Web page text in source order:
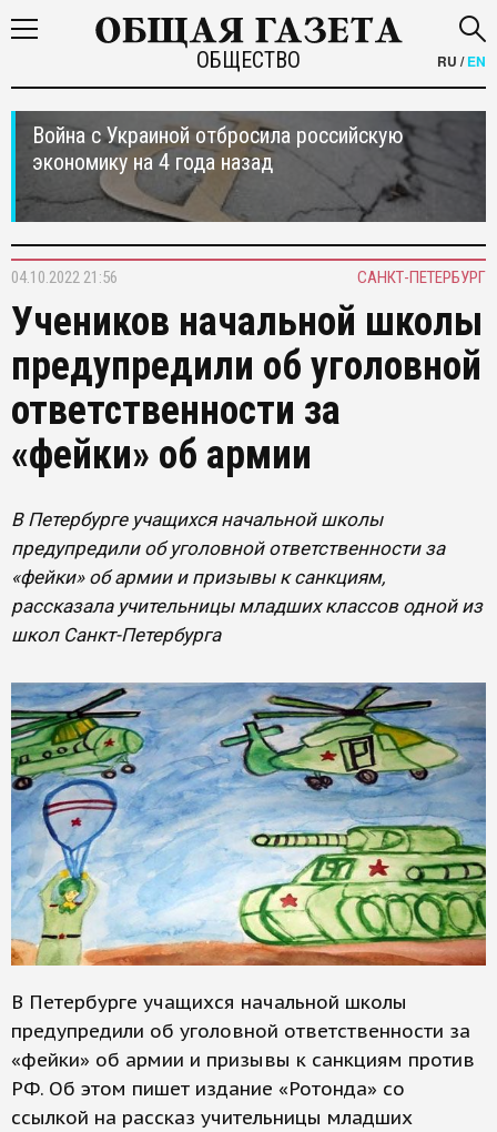
ОБЩЕСТВО RU /EN
Война с Украиной отбросила российскую
экономику на 4 года назад
САНКТ-ПЕТЕРБУРГ
04.10.2022 21:56
Учеников начальной школы
предупредили об уголовной
ответственности за
«фейки» об армии
В Петербурге учащихся начальной школы
предупредили об уголовной ответственности за
«фейки» об армии и призывы к санкциям,
рассказала учительницы младших классов одной из
школ Санкт-Петербурга
В Петербурге учащихся начальной школы
предупредили об уголовной ответственности за
«фейки» об армии и призывы к санкциям против
РФ. Об этом пишет издание «Ротонда» со
ссылкой на рассказ учительницы младших